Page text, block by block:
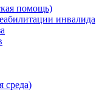
помощь)
инвалида
среда)